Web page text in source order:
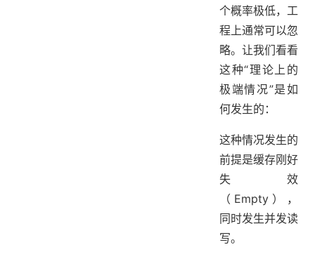
个概率极低，工
程上通常可以忽
略。让我们看看
这种“理论上的
极端情况”是如
何发生的：
这种情况发生的
前提是缓存刚好
失效
（Empty），
同时发生并发读
写。